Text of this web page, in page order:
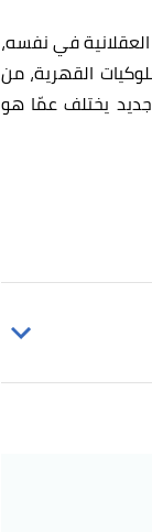
في نفسه،
القهرية، من
جديد يختلف عمّا هو
the